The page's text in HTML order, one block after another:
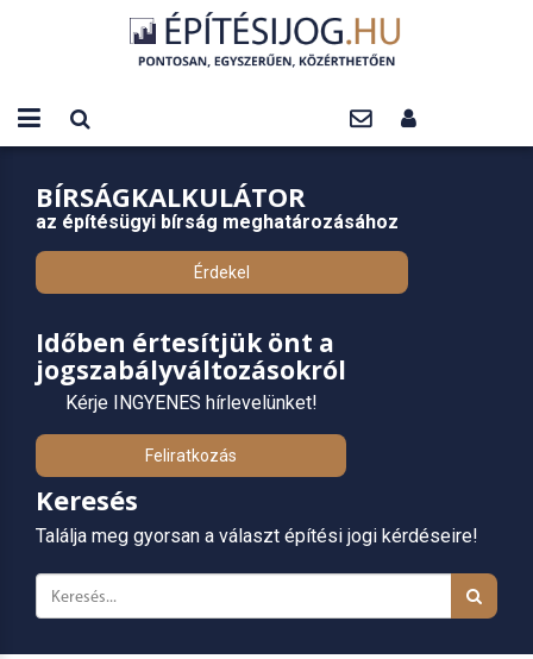
BÍRSÁGKALKULÁTOR
az építésügyi bírság meghatározásához
Érdekel
Időben értesítjük önt a
jogszabályváltozásokról
Kérje INGYENES hírlevelünket!
Feliratkozás
Keresés
Találja meg gyorsan a választ építési jogi kérdéseire!